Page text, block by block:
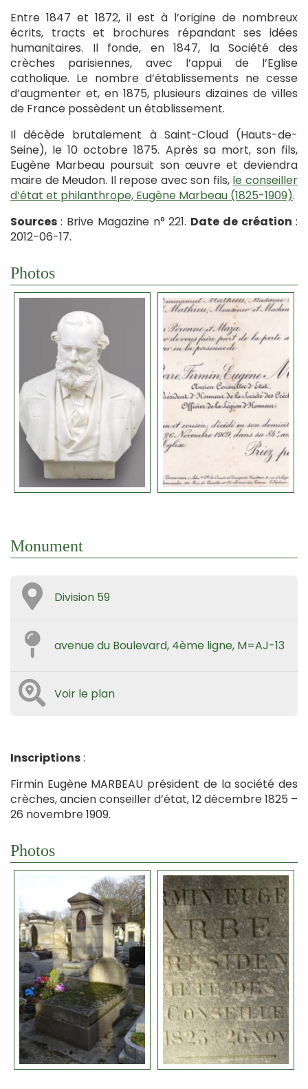
Entre 1847 et 1872, il est à l’origine de nombreux
écrits, tracts et brochures répandant ses idées
humanitaires. Il fonde, en 1847, la Société des
crèches parisiennes, avec l’appui de l’Eglise
catholique. Le nombre d’établissements ne cesse
d’augmenter et, en 1875, plusieurs dizaines de villes
de France possèdent un établissement.
Il décède brutalement à Saint-Cloud (Hauts-de-
Seine), le 10 octobre 1875. Après sa mort, son fils,
Eugène Marbeau poursuit son œuvre et deviendra
maire de Meudon. Il repose avec son fils, le conseiller
d’état et philanthrope, Eugène Marbeau (1825-1909).
Sources : Brive Magazine n° 221. Date de création:
2012-06-17.
Photos
Monument
Division 59
avenue du Boulevard, 4ème ligne, M=AJ-13
Voir le plan
Inscriptions:
Firmin Eugène MARBEAU président de la société des
crèches, ancien conseiller d’état, 12 décembre 1825 –
26 novembre 1909.
Photos